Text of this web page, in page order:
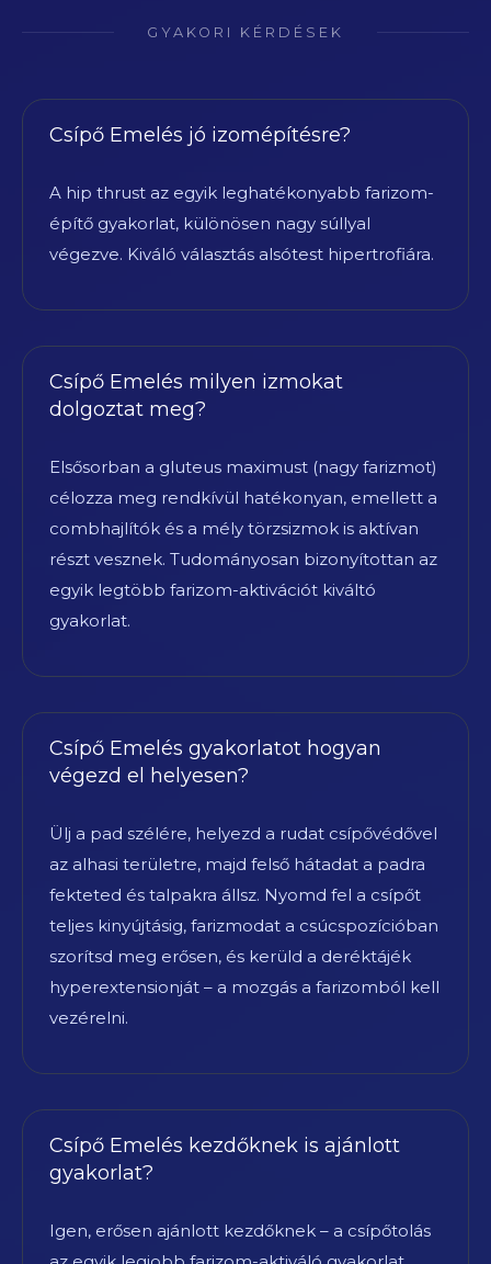
GYAKORI KÉRDÉSEK
Csípő Emelés jó izomépítésre?
A hip thrust az egyik leghatékonyabb farizom-
építő gyakorlat, különösen nagy súllyal
végezve. Kiváló választás alsótest hipertrofiára.
Csípő Emelés milyen izmokat
dolgoztat meg?
Elsősorban a gluteus maximust (nagy farizmot)
célozza meg rendkívül hatékonyan, emellett a
combhajlítók és a mély törzsizmok is aktívan
részt vesznek. Tudományosan bizonyítottan az
egyik legtöbb farizom-aktivációt kiváltó
gyakorlat.
Csípő Emelés gyakorlatot hogyan
végezd el helyesen?
Ülj a pad szélére, helyezd a rudat csípővédővel
az alhasi területre, majd felső hátadat a padra
fekteted és talpakra állsz. Nyomd fel a csípőt
teljes kinyújtásig, farizmodat a csúcspozícióban
szorítsd meg erősen, és kerüld a deréktájék
hyperextensionját – a mozgás a farizomból kell
vezérelni.
Csípő Emelés kezdőknek is ajánlott
gyakorlat?
Igen, erősen ajánlott kezdőknek – a csípőtolás